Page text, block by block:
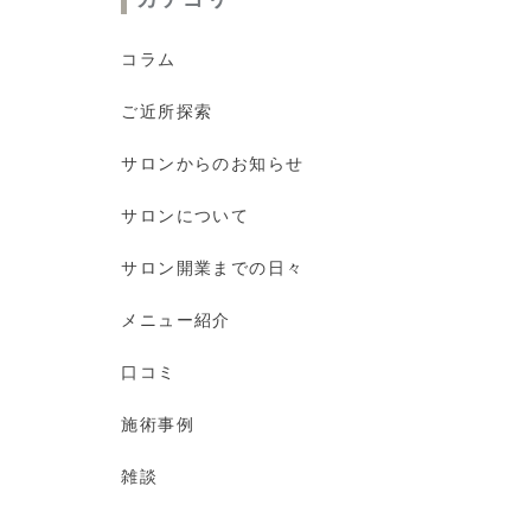
コラム
ご近所探索
サロンからのお知らせ
サロンについて
サロン開業までの日々
メニュー紹介
口コミ
施術事例
雑談